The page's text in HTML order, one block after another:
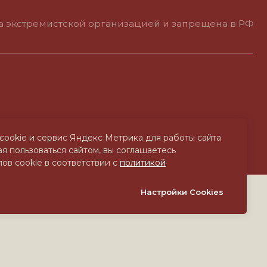
и сервис Яндекс Метрика для работы сайта
пользоваться сайтом, вы соглашаетесь
cookie в соответствии с политикой
Настройки Cookies